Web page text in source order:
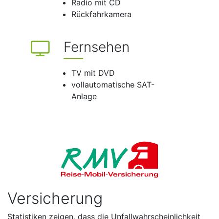
Radio mit CD
Rückfahrkamera
Fernsehen
TV mit DVD
vollautomatische SAT-
Anlage
Versicherung
Statistiken zeigen, dass die Unfallwahrscheinlichkeit